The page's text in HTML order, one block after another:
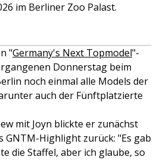
im Berliner Zoo Palast.
"Germany's Next Topmodel"-
Donnerstag beim
noch einmal alle Models der
auch der Fünftplatzierte
mit Joyn blickte er zunächst
GNTM-Highlight zurück: "Es gab
die Staffel, aber ich glaube, so